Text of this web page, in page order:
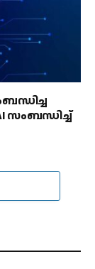
സംബന്ധിച്ച്